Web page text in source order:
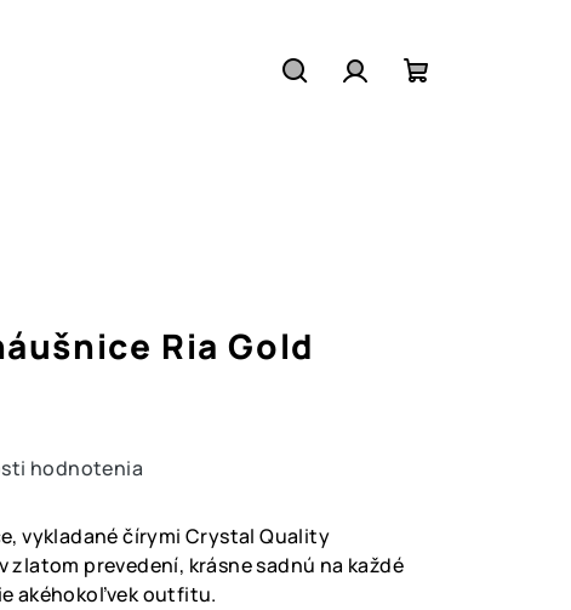
Ria Gold
hodnotenia
vykladané čírymi Crystal Quality
zlatom prevedení, krásne sadnú na každé
akéhokoľvek outfitu.